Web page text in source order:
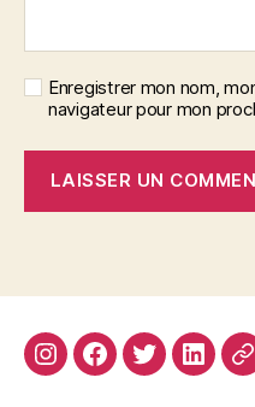
Enregistrer mon nom,
navigateur pour mon
InstagramFacebook
Twitter